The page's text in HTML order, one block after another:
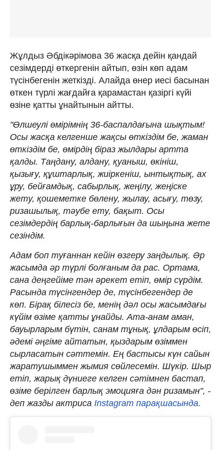
Жұлдыз Әбдікәрімова 36 жасқа дейін қандай
сезімдерді өткергенін айтып, өзін көп адам
түсінбегенін жеткізді. Алайда өнер иесі басынан
өткен түрлі жағдайға қарамастан қазіргі күйі
өзіне қатты ұнайтынын айтты.
"Өлшеулі өмірімнің 36-баспалдағына шықтым!
Осы жасқа келгенше жақсы өткіздім бе, жаман
өткіздім бе, өмірдің біраз жылдары артта
қалды. Таңдану, алдану, қуаныш, өкініш,
қызығу, құштарлық, жиіркеніш, ынтықтық, ах
ұру, бейғамдық, сабырлық, жеңілу, жеңіске
жету, қошеметке бөлену, жылау, асығу, төзу,
ризашылық, тәубе ету, бақыт. Осы
сезімдердің барлық-барлығын да шыңына жете
сезіндім.
Адам боп туғаннан кейін өзгеру заңдылық. Әр
жасымда әр түрлі болғаным да рас. Ортама,
сана деңгейіме тән әрекет етіп, өмір сүрдім.
Расында түсінгендер де, түсінбегендер де
көп. Бірақ білесіз бе, менің дәл осы жасымдағы
күйім өзіме қатты ұнайды. Ата-анам аман,
бауырларым бүтін, санам тұнық, ұлдарым өсіп,
әдемі әңгіме айтатын, қыздарым өзіммен
сырласатын сәттемін. Ең бастысы күн сайын
жаратушыммен жымия сөйлесемін. Шүкір. Шыр
етіп, жарық дүниеге келген сәтімнен бастап,
өзіме берілген барлық эмоцияға дән ризамын", -
деп жазды актриса Instagram парақшасында.